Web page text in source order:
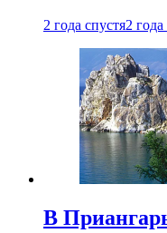
2 года спустя2 года
В